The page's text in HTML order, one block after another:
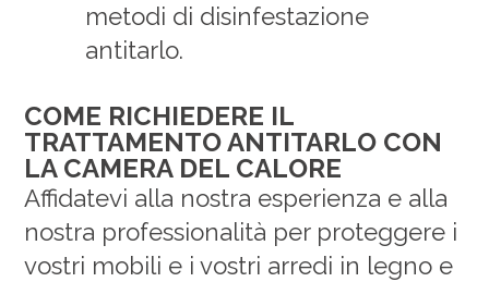
metodi di disinfestazione
antitarlo.
COME RICHIEDERE IL
TRATTAMENTO ANTITARLO CON
LA CAMERA DEL CALORE
Affidatevi alla nostra esperienza e alla
nostra professionalità per proteggere i
vostri mobili e i vostri arredi in legno e